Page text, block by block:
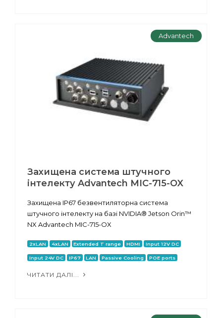
Advantech
Захищена система штучного
інтелекту Advantech MIC-715-OX
Захищена IP67 безвентиляторна система
штучного інтелекту на базі NVIDIA® Jetson Orin™
NX Advantech MIC-715-OX
2xLAN 4xLAN Extended T range HDMI Input 12V DC
Input 24V DC IP67 LAN Passive Cooling POE ports
ЧИТАТИ ДАЛІ...